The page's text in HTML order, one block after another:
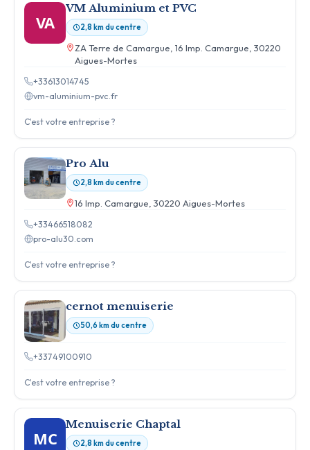
VA
VM Aluminium et PVC
2,8 km du centre
ZA Terre de Camargue, 16 Imp. Camargue, 30220
Aigues-Mortes
+33613014745
vm-aluminium-pvc.fr
C'est votre entreprise ?
Pro Alu
2,8 km du centre
16 Imp. Camargue, 30220 Aigues-Mortes
+33466518082
pro-alu30.com
C'est votre entreprise ?
cernot menuiserie
50,6 km du centre
+33749100910
C'est votre entreprise ?
MC
Menuiserie Chaptal
2,8 km du centre